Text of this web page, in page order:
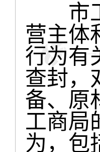
市工
营主体
行为有
查封，
备、原
工商局
为，包